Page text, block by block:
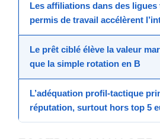
Les affiliations dans des ligues
permis de travail accélèrent
Le prêt ciblé élève la valeur
que la simple rotation en B
L’adéquation profil-tactique
réputation, surtout hors top 5